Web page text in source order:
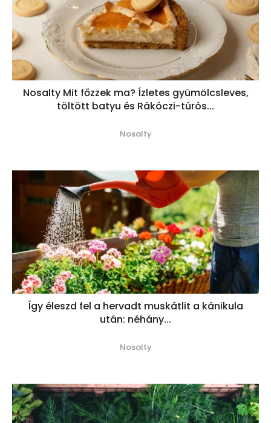
Nosalty Mit főzzek ma? Ízletes gyümölcsleves,
töltött batyu és Rákóczi-túrós...
Nosalty
Így éleszd fel a hervadt muskátlit a kánikula
után: néhány...
Nosalty